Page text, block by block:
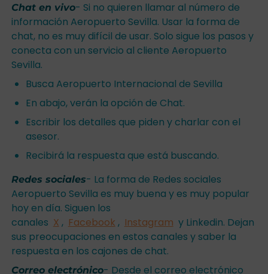
Chat en vivo- Si no quieren llamar al número de
información Aeropuerto Sevilla. Usar la forma de
chat, no es muy difícil de usar. Solo sigue los pasos y
conecta con un servicio al cliente Aeropuerto
Sevilla.
Busca Aeropuerto Internacional de Sevilla
En abajo, verán la opción de Chat.
Escribir los detalles que piden y charlar con el
asesor.
Recibirá la respuesta que está buscando.
Redes sociales- La forma de Redes sociales
Aeropuerto Sevilla es muy buena y es muy popular
hoy en día. Siguen los
canales X , Facebook , Instagram y Linkedin. Dejan
sus preocupaciones en estos canales y saber la
respuesta en los cajones de chat.
Correo electrónico- Desde el correo electrónico